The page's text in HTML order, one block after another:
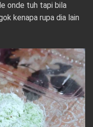
onde tuh tapi bila
kenapa rupa dia lain